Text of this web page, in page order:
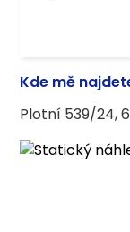
Kde mě
Plotní 539/24,